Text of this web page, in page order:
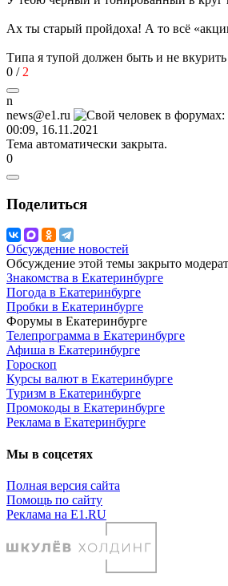
Ах ты старый пройдоха! А то всё
Типа я тупой должен быть и не
0 / 2
n
news@e1.ru
00:09, 16.11.2021
Тема автоматически закрыта.
0
Поделиться
Обсуждение новостей
Обсуждение этой темы закрыто
Знакомства в Екатеринбурге
Погода в Екатеринбурге
Пробки в Екатеринбурге
Форумы в Екатеринбурге
Телепрограмма в Екатеринбурге
Афиша в Екатеринбурге
Гороскоп
Курсы валют в Екатеринбурге
Туризм в Екатеринбурге
Промокоды в Екатеринбурге
Реклама в Екатеринбурге
Мы в соцсетях
Полная версия сайта
Помощь по сайту
Реклама на E1.RU